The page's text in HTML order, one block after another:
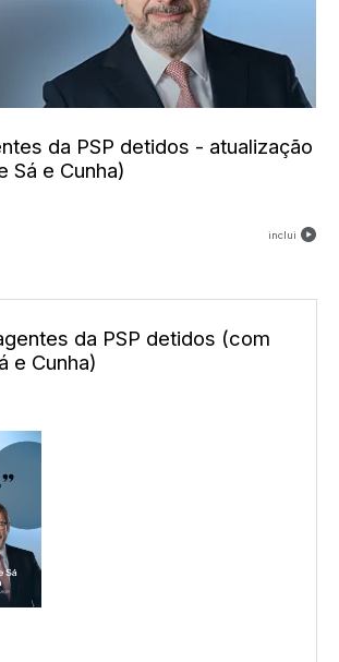
da PSP detidos - atualização
Sá e Cunha)
inclui
da PSP detidos (com
e Cunha)